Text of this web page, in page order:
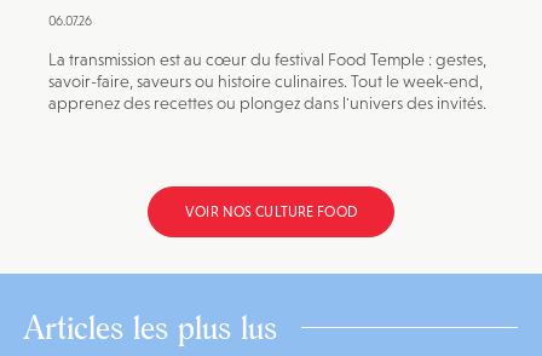
06.07.26
La transmission est au cœur du festival Food Temple : gestes,
savoir-faire, saveurs ou histoire culinaires. Tout le week-end,
apprenez des recettes ou plongez dans l'univers des invités.
VOIR NOS CULTURE FOOD
Articles les plus lus